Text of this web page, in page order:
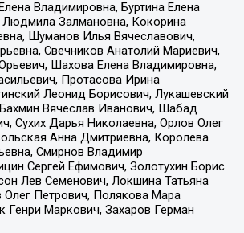
Владимировна, Буртина Елена
Залмановна, Кокорина
Шуманов Илья Вячеславович,
Свечников Анатолий Мариевич,
Шахова Елена Владимировна,
Протасова Ирина
Леонид Борисович, Лукашевский
Вячеслав Иванович, Шабад
Сухих Дарья Николаевна, Орлов Олег
Анна Дмитриевна, Королева
Смирнов Владимир
Сергей Ефимович, Золотухин Борис
Лев Семенович, Локшина Татьяна
Петрович, Полякова Мара
Генри Маркович, Захаров Герман